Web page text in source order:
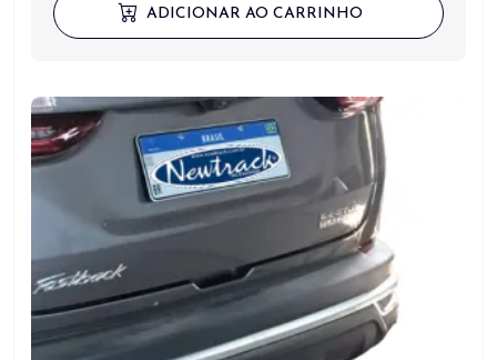
ADICIONAR AO CARRINHO